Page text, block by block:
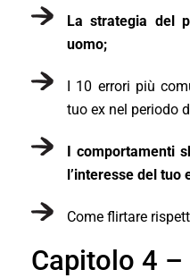
La strategia del
uomo;
I 10 errori più
tuo ex nel periodo
I comportamenti
l’interesse del tuo
Come flirtare
Capitolo 4 –